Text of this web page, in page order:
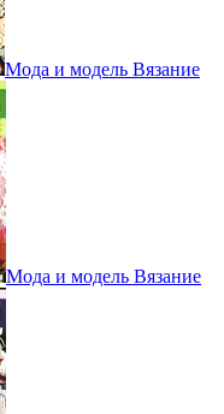
Мода и модель Вязание
Мода и модель Вязание